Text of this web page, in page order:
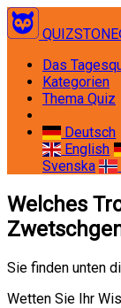
Das
Kategorien
Thema Quiz
Deutsch
English
Svenska
Welches
Sie finden unten
Wetten Sie Ihr